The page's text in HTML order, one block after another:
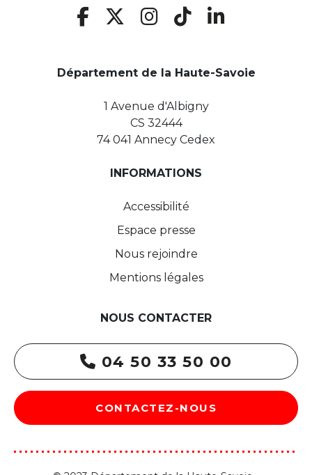
Département de la Haute-Savoie
1 Avenue d'Albigny
CS 32444
74 041 Annecy Cedex
INFORMATIONS
Accessibilité
Espace presse
Nous rejoindre
Mentions légales
NOUS CONTACTER
04 50 33 50 00
CONTACTEZ-NOUS